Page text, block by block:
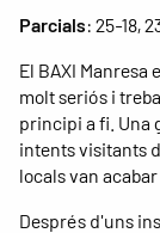
Parcials: 25-18,
El BAXI Manresa
molt seriós i
principi a fi. Una
intents visitants
locals van
Després d'uns